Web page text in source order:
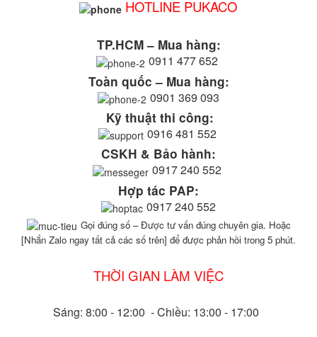
HOTLINE PUKACO
TP.HCM – Mua hàng:
0911 477 652
Toàn quốc – Mua hàng:
0901 369 093
Kỹ thuật thi công:
0916 481 552
CSKH & Bảo hành:
0917 240 552
Hợp tác PAP:
0917 240 552
Gọi đúng số – Được tư vấn đúng chuyên gia. Hoặc
[Nhắn Zalo ngay tất cả các số trên] để được phản hồi trong 5 phút.
THỜI GIAN LÀM VIỆC
Sáng: 8:00 - 12:00 - Chiều: 13:00 - 17:00